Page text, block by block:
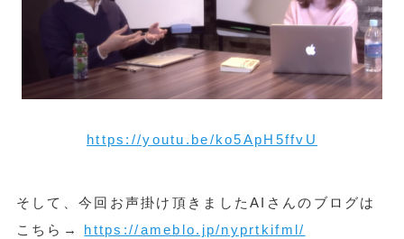
https://youtu.be/ko5ApH5ffvU
そして、今回お声掛け頂きましたAIさんのブログは
こちら→ https://ameblo.jp/nyprtkifml/